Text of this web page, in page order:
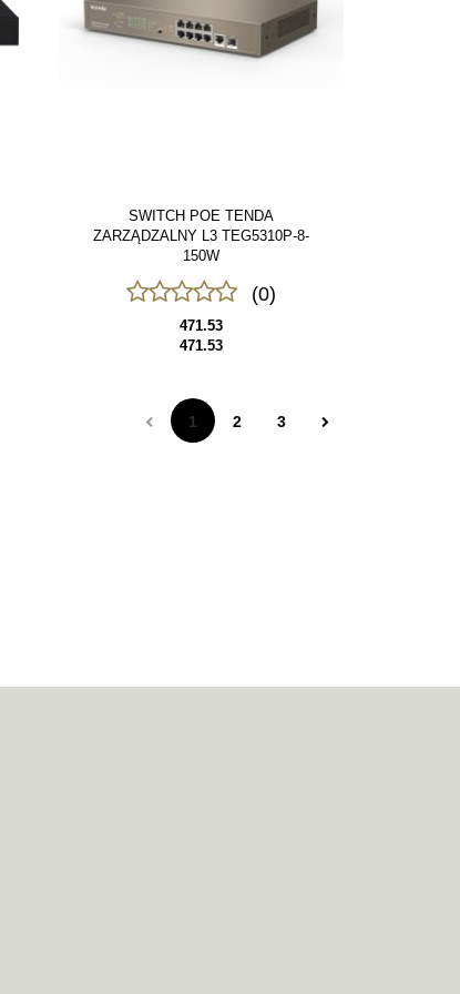
SWITCH POE TENDA
ZARZĄDZALNY L3 TEG5310P-8-
150W
(0)
471.53
471.53
1 2 3